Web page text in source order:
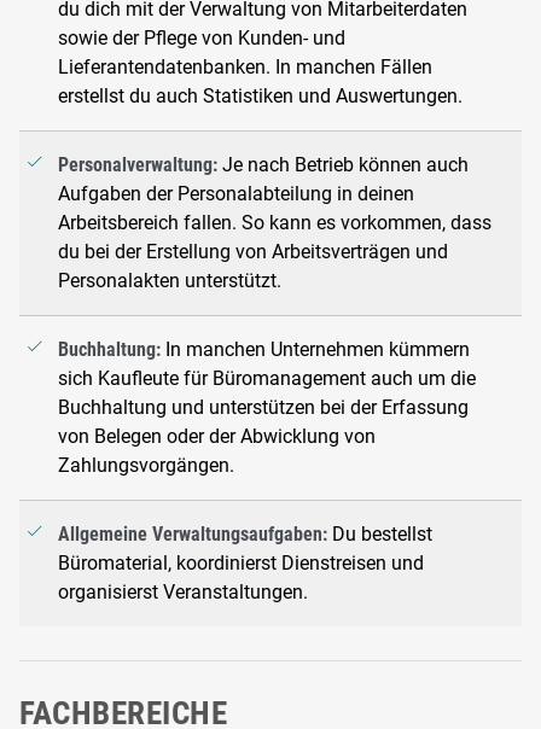
du dich mit der Verwaltung von Mitarbeiterdaten
sowie der Pflege von Kunden- und
Lieferantendatenbanken. In manchen Fällen
erstellst du auch Statistiken und Auswertungen.
Personalverwaltung: Je nach Betrieb können auch
Aufgaben der Personalabteilung in deinen
Arbeitsbereich fallen. So kann es vorkommen, dass
du bei der Erstellung von Arbeitsverträgen und
Personalakten unterstützt.
Buchhaltung: In manchen Unternehmen kümmern
sich Kaufleute für Büromanagement auch um die
Buchhaltung und unterstützen bei der Erfassung
von Belegen oder der Abwicklung von
Zahlungsvorgängen.
Allgemeine Verwaltungsaufgaben: Du bestellst
Büromaterial, koordinierst Dienstreisen und
organisierst Veranstaltungen.
FACHBEREICHE